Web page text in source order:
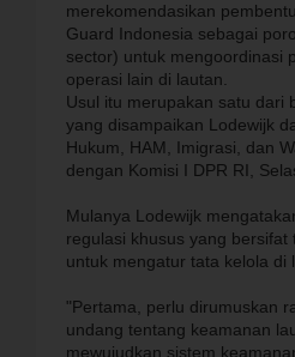
merekomendasikan
Guard Indonesia sebagai
sector) untuk mengoordinasi
operasi lain di lautan.
Usul itu merupakan satu dari
yang disampaikan Lodewijk
Hukum, HAM, Imigrasi, dan
dengan Komisi I DPR RI,
Mulanya Lodewijk
regulasi khusus yang
untuk mengatur tata kelola di
"Pertama, perlu dirumuskan
undang tentang keamanan
mewujudkan sistem